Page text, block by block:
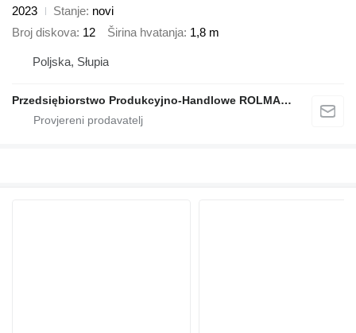
2023
Stanje novi
Broj diskova 12 Širina hvatanja 1,8 m
Poljska, Słupia
Przedsiębiorstwo Produkcyjno-Handlowe ROLMAPOL Marcin Dziekan